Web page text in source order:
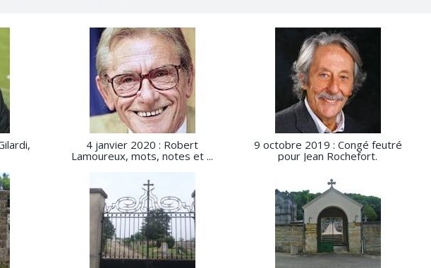
4 janvier 2020 : Robert
Lamoureux, mots, notes et ...
9 octobre 2019 : Congé feutré
pour Jean Rochefort.